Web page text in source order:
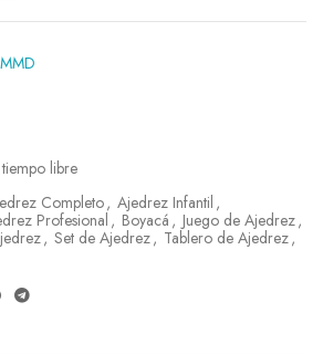
libre
Completo, Ajedrez Infantil ,
Profesional, Boyacá , Juego de Ajedrez,
, Set de Ajedrez, Tablero de Ajedrez,